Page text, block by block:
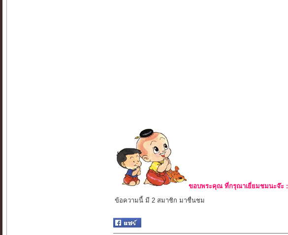
ขอบพระคุณ ที่กรุณาเยี่ยมชมนะจ๊ะ :
ข้อความนี้ มี 2 สมาชิก มาชื่นชม